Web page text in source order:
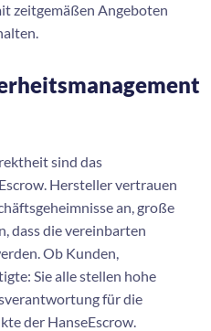
zeitgemäßen Angeboten
sind das
Hersteller vertrauen
an, große
dass die vereinbarten
Ob Kunden,
Sie alle stellen hohe
für die
der HanseEscrow.